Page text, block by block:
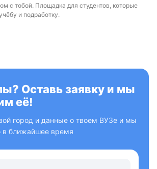
с тобой. Площадка для студентов, которые
и подработку.
Оставь заявку и мы
её!
город и данные о твоем ВУЗе и мы
в ближайшее время